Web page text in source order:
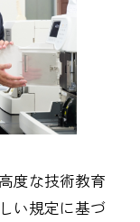
度な技術教育
い規定に基づ